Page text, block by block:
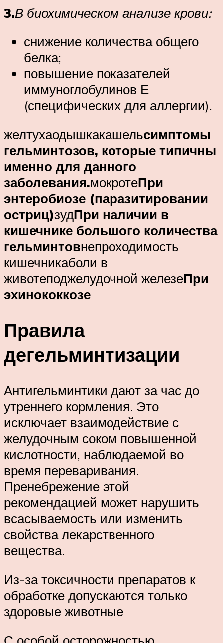
3.В биохимическом анализе крови:
снижение количества общего
белка;
повышение показателей
иммуноглобулинов Е
(специфических для аллергии).
желтухаодышкакашельсимптомы
гельминтозов, которые типичны
именно для данного
заболевания.мокротеПри
энтеробиозе (паразитировании
остриц)зудПри наличии в
кишечнике большого количества
гельминтовнепроходимость
кишечникаболи в
животеподжелудочной железеПри
эхинококкозе
Правила
дегельминтизации
Антигельминтики дают за час до
утреннего кормления. Это
исключает взаимодействие с
желудочным соком повышенной
кислотности, наблюдаемой во
время переваривания.
Пренебрежение этой
рекомендацией может нарушить
всасываемость или изменить
свойства лекарственного
вещества.
Из-за токсичности препаратов к
обработке допускаются только
здоровые животные